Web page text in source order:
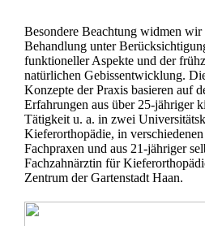
Besondere Beachtung widmen wir
Behandlung unter
funktioneller Aspekte und der
natürlichen Gebissentwicklung.
Konzepte der Praxis basieren auf
Erfahrungen aus über 25-jähriger
Tätigkeit u. a. in zwei
Kieferorthopädie, in
Fachpraxen und aus 21-jähriger
Fachzahnärztin für
Zentrum der Gartenstadt Haan.